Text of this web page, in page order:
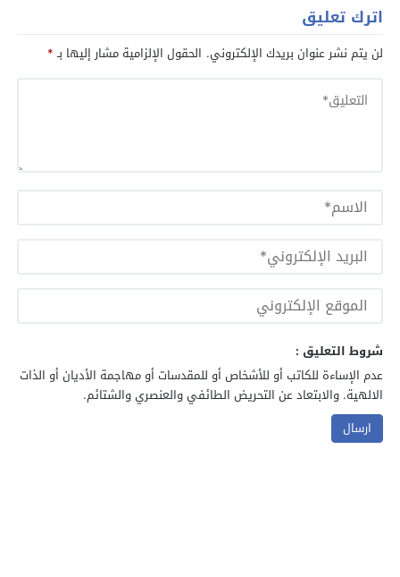
اترك تعليق
لن يتم نشر عنوان بريدك الإلكتروني. الحقول الإلزامية مشار إليها بـ*
شروط التعليق :
عدم الإساءة للكاتب أو للأشخاص أو للمقدسات أو مهاجمة الأديان أو الذات
الالهية. والابتعاد عن التحريض الطائفي والعنصري والشتائم.